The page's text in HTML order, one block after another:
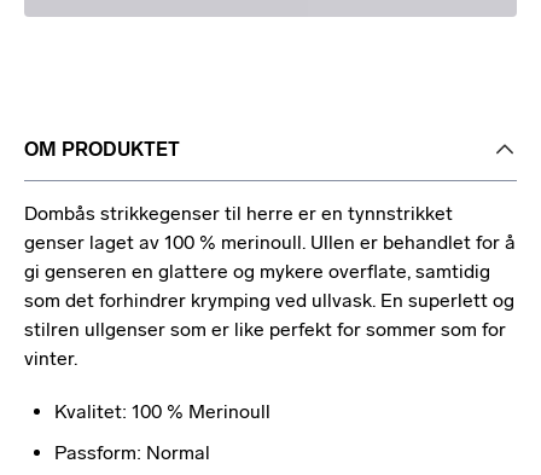
OM PRODUKTET
Dombås strikkegenser til herre er en tynnstrikket
genser laget av 100 % merinoull. Ullen er behandlet for å
gi genseren en glattere og mykere overflate, samtidig
som det forhindrer krymping ved ullvask. En superlett og
stilren ullgenser som er like perfekt for sommer som for
vinter.
Kvalitet: 100 % Merinoull
Passform: Normal